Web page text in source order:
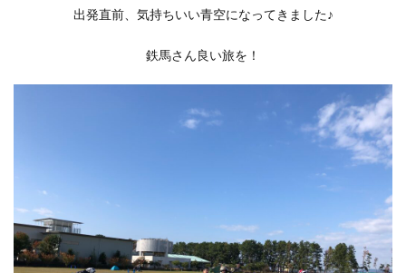
出発直前、気持ちいい青空になってきました♪
鉄馬さん良い旅を！